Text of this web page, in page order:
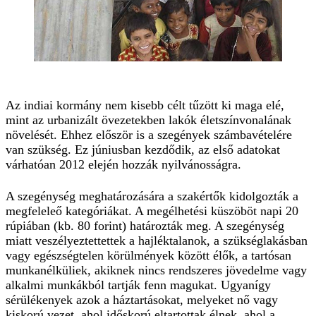
Az indiai kormány nem kisebb célt tűzött ki maga elé,
mint az urbanizált övezetekben lakók életszínvonalának
növelését. Ehhez először is a szegények számbavételére
van szükség. Ez júniusban kezdődik, az első adatokat
várhatóan 2012 elején hozzák nyilvánosságra.
A szegénység meghatározására a szakértők kidolgozták a
megfeleleő kategóriákat. A megélhetési küszöböt napi 20
rúpiában (kb. 80 forint) határozták meg. A szegénység
miatt veszélyeztettettek a hajléktalanok, a szükséglakásban
vagy egészségtelen körülmények között élők, a tartósan
munkanélküliek, akiknek nincs rendszeres jövedelme vagy
alkalmi munkákból tartják fenn magukat. Ugyanígy
sérülékenyek azok a háztartásokat, melyeket nő vagy